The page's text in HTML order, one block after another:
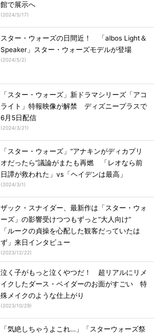
館で展示へ
(2024/5/17)
スター・ウォーズの日間近！ 「albos Light＆
Speaker」スター・ウォーズモデルが登場
(2024/5/2)
「スター・ウォーズ」新ドラマシリーズ「アコ
ライト」特報映像が解禁 ディズニープラスで
6月5日配信
(2024/3/21)
「スター・ウォーズ」“アナキンがディカプリ
オだったら”議論がまたも再燃 「レオなら前
日譚が救われた」vs「ヘイデンは最高」
(2024/3/1)
ザック・スナイダー、最新作は「スター・ウォ
ーズ」の影響受けつつもずっと“大人向け”
「ルークの貞操を心配した観客だっていたは
ず」来日インタビュー
(2023/12/22)
泣く子がもっと泣くやつだ！ 超リアルにリメ
イクしたダース・ベイダーのお面がすごい 特
殊メイクのような仕上がり
(2023/10/29)
「気絶しちゃうよこれ…」「スターウォーズ祭